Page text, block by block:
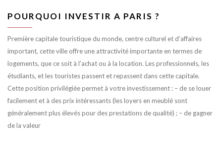
POURQUOI INVESTIR A PARIS ?
Première capitale touristique du monde, centre culturel et d’affaires
important, cette ville offre une attractivité importante en termes de
logements, que ce soit à l’achat ou à la location. Les professionnels, les
étudiants, et les touristes passent et repassent dans cette capitale.
Cette position privilégiée permet à votre investissement : – de se louer
facilement et à des prix intéressants (les loyers en meublé sont
généralement plus élevés pour des prestations de qualité) ; – de gagner
de la valeur